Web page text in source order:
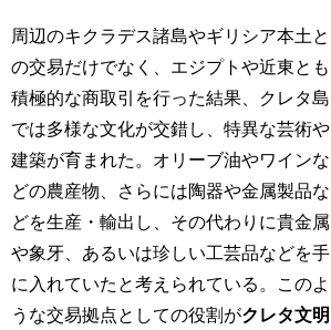
周辺のキクラデス諸島やギリシア本土と
の交易だけでなく、エジプトや近東とも
積極的な商取引を行った結果、クレタ島
では多様な文化が交錯し、特異な芸術や
建築が育まれた。オリーブ油やワインな
どの農産物、さらには陶器や金属製品な
どを生産・輸出し、その代わりに貴金属
や象牙、あるいは珍しい工芸品などを手
に入れていたと考えられている。このよ
うな交易拠点としての役割がクレタ文明